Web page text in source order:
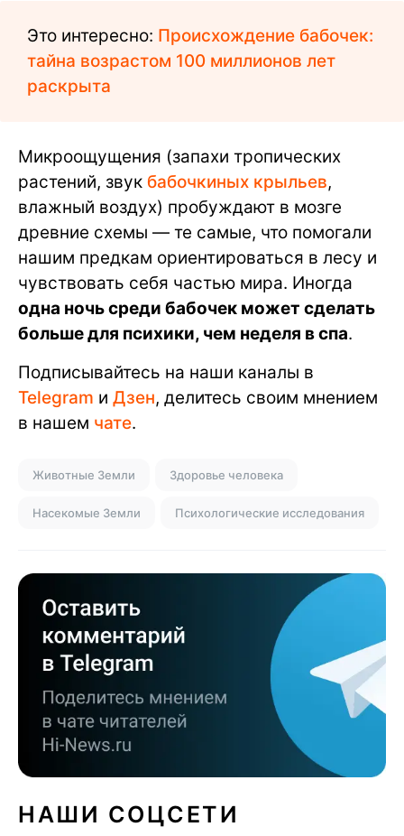
Это интересно: Происхождение бабочек:
тайна возрастом 100 миллионов лет
раскрыта
Микроощущения (запахи тропических
растений, звук бабочкиных крыльев,
влажный воздух) пробуждают в мозге
древние схемы — те самые, что помогали
нашим предкам ориентироваться в лесу и
чувствовать себя частью мира. Иногда
одна ночь среди бабочек может сделать
больше для психики, чем неделя в спа.
Подписывайтесь на наши каналы в
Telegram и Дзен, делитесь своим мнением
в нашем чате.
Животные Земли Здоровье человека
Насекомые Земли Психологические исследования
НАШИ СОЦСЕТИ